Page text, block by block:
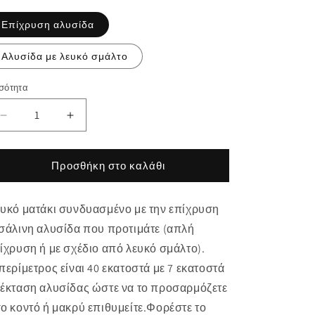
Επίχρυση αλυσίδα
Αλυσίδα με λευκό σμάλτο
Μείωση
ποσότητας
για
ματάκι
Αύξηση
ποσότητας
για
Λευκό
ματάκι
Προσθήκη στο καλάθι
ματάκι συνδυασμένο με την επίχρυση
αλυσίδα που προτιμάτε (απλή
ή με σχέδιο από λευκό σμάλτο).
είναι 40 εκατοστά με 7 εκατοστά
αλυσίδας ώστε να το προσαρμόζετε
κοντό ή μακρύ επιθυμείτε.Φορέστε το